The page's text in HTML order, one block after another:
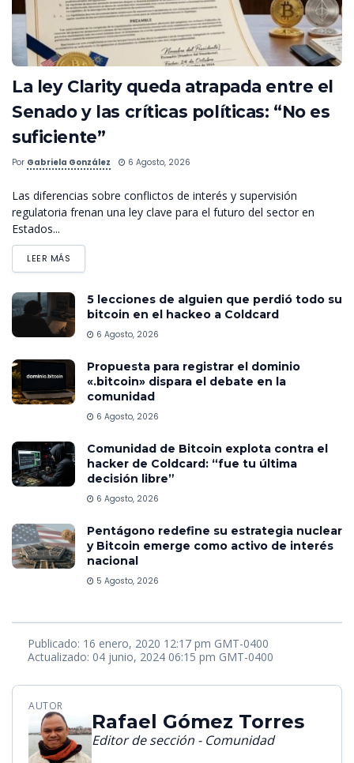
La ley Clarity queda atrapada entre el
Senado y las críticas políticas: “No es
suficiente”
Por Gabriela González 6 Agosto, 2026
Las diferencias sobre conflictos de interés y supervisión
regulatoria frenan una ley clave para el futuro del sector en
Estados...
LEER MÁS
5 lecciones de alguien que perdió todo su
bitcoin en el hackeo a Coldcard
6 Agosto, 2026
Propuesta para registrar el dominio
«.bitcoin» dispara el debate en la
comunidad
6 Agosto, 2026
Comunidad de Bitcoin explota contra el
hacker de Coldcard: “fue tu última
decisión libre”
6 Agosto, 2026
Pentágono redefine su estrategia nuclear
y Bitcoin emerge como activo de interés
nacional
5 Agosto, 2026
Publicado: 16 enero, 2020 12:17 pm GMT-0400
Actualizado: 04 junio, 2024 06:15 pm GMT-0400
AUTOR
Rafael Gómez Torres
Editor de sección - Comunidad